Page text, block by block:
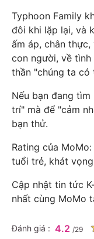
Typhoon Family
đôi khi lặp lại, và
ấm áp, chân
con người, về
thần "chúng ta có
Nếu bạn đang
trí" mà để "cảm
bạn thử.
Rating của
tuổi trẻ, khát
Cập nhật tin tức
nhất cùng MoMo
Đánh giá : 4.2 /29